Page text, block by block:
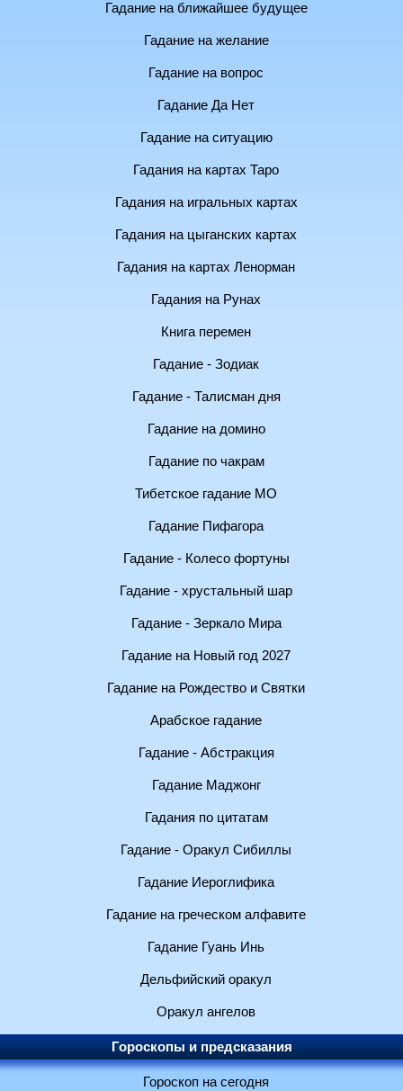
Гадание на ближайшее будущее
Гадание на желание
Гадание на вопрос
Гадание Да Нет
Гадание на ситуацию
Гадания на картах Таро
Гадания на игральных картах
Гадания на цыганских картах
Гадания на картах Ленорман
Гадания на Рунах
Книга перемен
Гадание - Зодиак
Гадание - Талисман дня
Гадание на домино
Гадание по чакрам
Тибетское гадание МО
Гадание Пифагора
Гадание - Колесо фортуны
Гадание - хрустальный шар
Гадание - Зеркало Мира
Гадание на Новый год 2027
Гадание на Рождество и Святки
Арабское гадание
Гадание - Абстракция
Гадание Маджонг
Гадания по цитатам
Гадание - Оракул Сибиллы
Гадание Иероглифика
Гадание на греческом алфавите
Гадание Гуань Инь
Дельфийский оракул
Оракул ангелов
Гороскопы и предсказания
Гороскоп на сегодня